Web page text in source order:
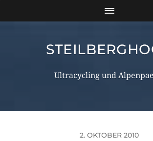
Ultracycling und
2. OKTOBER 2010